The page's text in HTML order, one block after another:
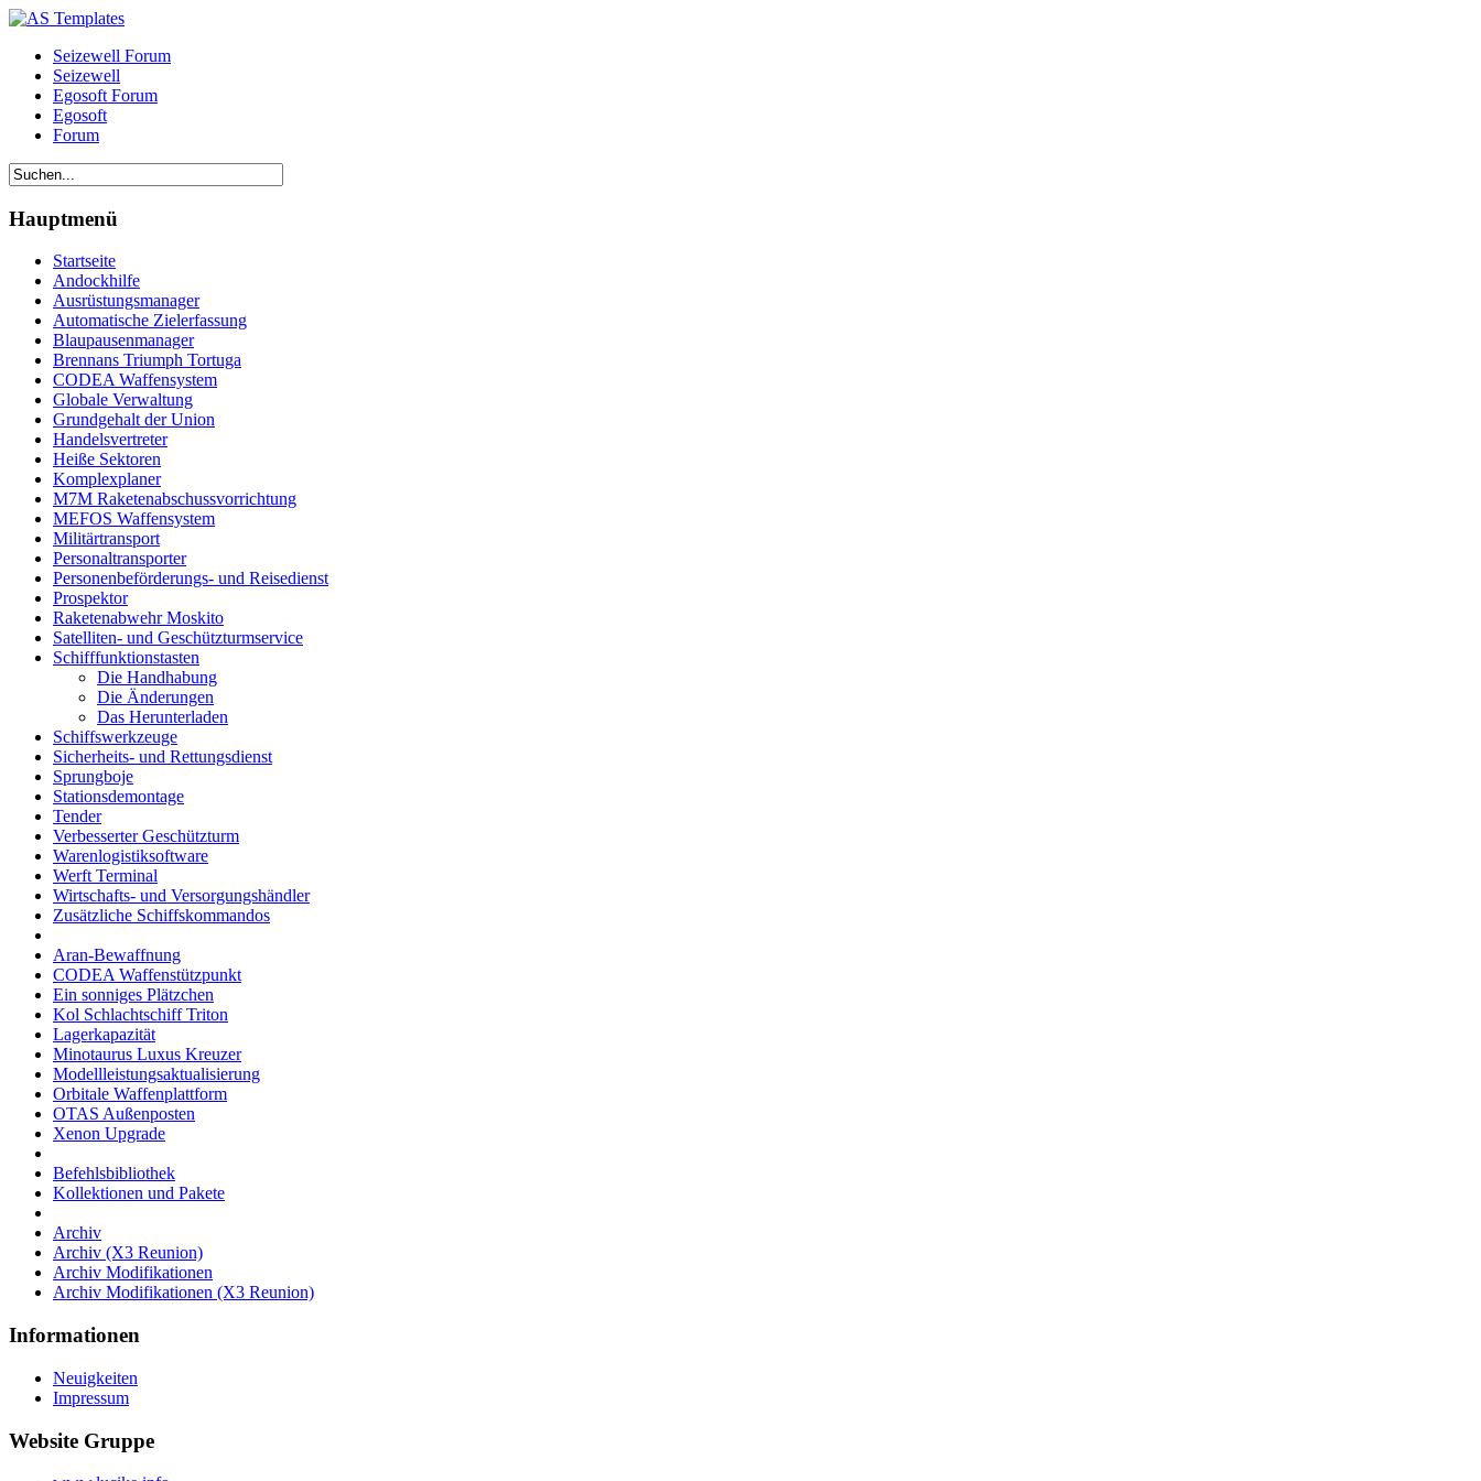
Seizewell Forum
Seizewell
Egosoft Forum
Egosoft
Forum
Hauptmenü
Startseite
Andockhilfe
Ausrüstungsmanager
Automatische Zielerfassung
Blaupausenmanager
Brennans Triumph Tortuga
CODEA Waffensystem
Globale Verwaltung
Grundgehalt der Union
Handelsvertreter
Heiße Sektoren
Komplexplaner
M7M Raketenabschussvorrichtung
MEFOS Waffensystem
Militärtransport
Personaltransporter
Personenbeförderungs- und Reisedienst
Prospektor
Raketenabwehr Moskito
Satelliten- und Geschützturmservice
Schifffunktionstasten
Die Handhabung
Die Änderungen
Das Herunterladen
Schiffswerkzeuge
Sicherheits- und Rettungsdienst
Sprungboje
Stationsdemontage
Tender
Verbesserter Geschützturm
Warenlogistiksoftware
Werft Terminal
Wirtschafts- und Versorgungshändler
Zusätzliche Schiffskommandos
Aran-Bewaffnung
CODEA Waffenstützpunkt
Ein sonniges Plätzchen
Kol Schlachtschiff Triton
Lagerkapazität
Minotaurus Luxus Kreuzer
Modellleistungsaktualisierung
Orbitale Waffenplattform
OTAS Außenposten
Xenon Upgrade
Befehlsbibliothek
Kollektionen und Pakete
Archiv
Archiv (X3 Reunion)
Archiv Modifikationen
Archiv Modifikationen (X3 Reunion)
Informationen
Neuigkeiten
Impressum
Website Gruppe